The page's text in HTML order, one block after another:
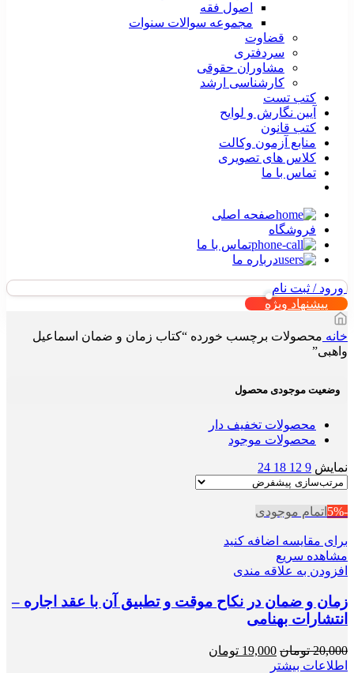
اصول فقه
مجموعه سوالات سنوات
قضاوت
سردفتری
مشاوران حقوقی
کارشناسی ارشد
کتب تست
آیین نگارش و لوایح
کتب قانون
منابع آزمون وکالت
کلاس های تصویری
تماس با ما
صفحه اصلی
فروشگاه
تماس با ما
درباره ما
ورود / ثبت نام
پیشنهاد ویژه
خانه محصولات برچسب خورده “کتاب زمان و ضمان اسماعیل
واهبی”
وضعیت موجودی محصول
محصولات تخفیف دار
محصولات موجود
نمایش 9
12
18
24
-5% اتمام موجودی
برای مقایسه اضافه کنید
مشاهده سریع
افزودن به علاقه مندی
زمان و ضمان در نکاح موقت و تطبیق آن با عقد اجاره –
انتشارات بهنامی
20,000 تومان قیمت
اصلی
19,000 تومان
اطلاعات بیشتر